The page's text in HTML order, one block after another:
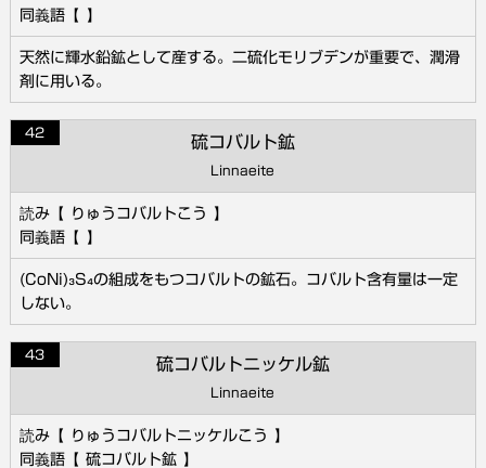
天然に輝水鉛鉱として産する。二硫化モリブデンが重要で、潤滑
剤に用いる。
42
硫コバルト鉱
Linnaeite
りゅうコバルトこう
(CoNi)₃S₄の組成をもつコバルトの鉱石。コバルト含有量は一定
しない。
43
硫コバルトニッケル鉱
Linnaeite
りゅうコバルトニッケルこう
硫コバルト鉱